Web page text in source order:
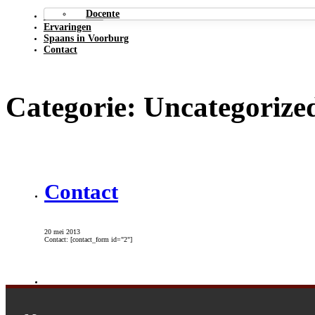
Docente
Soorten lessen
Ervaringen
Spaans in Voorburg
Contact
Categorie:
Contact
20 mei 2013
Contact: [contact_form id="2"]